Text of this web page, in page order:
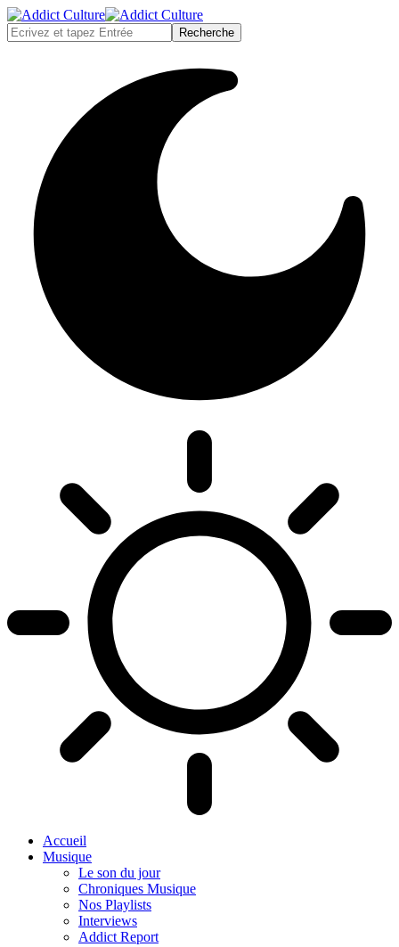
Accueil
Musique
Le son du jour
Chroniques Musique
Nos Playlists
Interviews
Addict Report